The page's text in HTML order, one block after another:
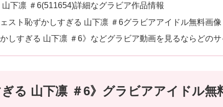
下凛 ＃6(511654)詳細なグラビア作品情報
スト恥ずかしすぎる 山下凛 ＃6グラビアアイドル無料画像
しすぎる 山下凛 ＃6》などグラビア動画を見るならどの
ぎる 山下凛 ＃6》グラビアアイドル無